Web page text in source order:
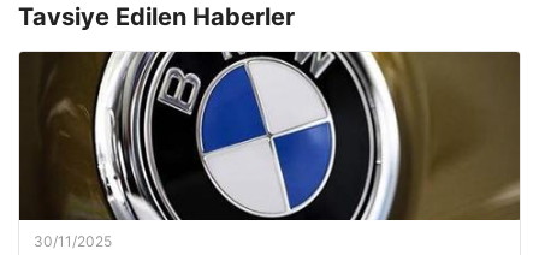
Tavsiye Edilen Haberler
30/11/2025